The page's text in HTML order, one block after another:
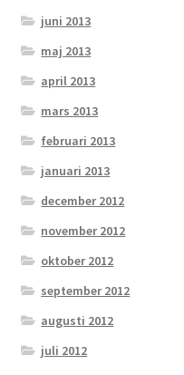
juni 2013
maj 2013
april 2013
mars 2013
februari 2013
januari 2013
december 2012
november 2012
oktober 2012
september 2012
augusti 2012
juli 2012